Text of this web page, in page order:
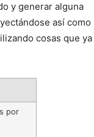
y generar alguna
así como
cosas que ya
por